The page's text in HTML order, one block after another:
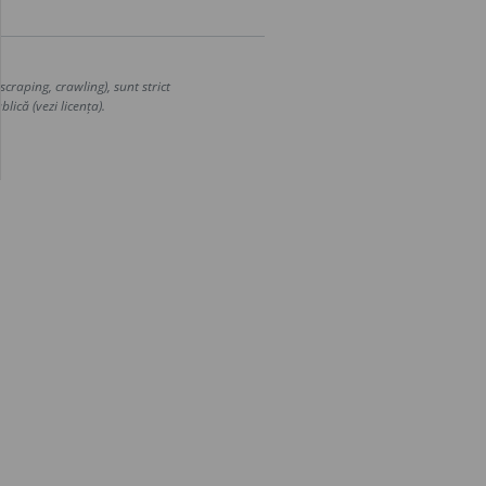
crawling), sunt strict
(vezi licența).